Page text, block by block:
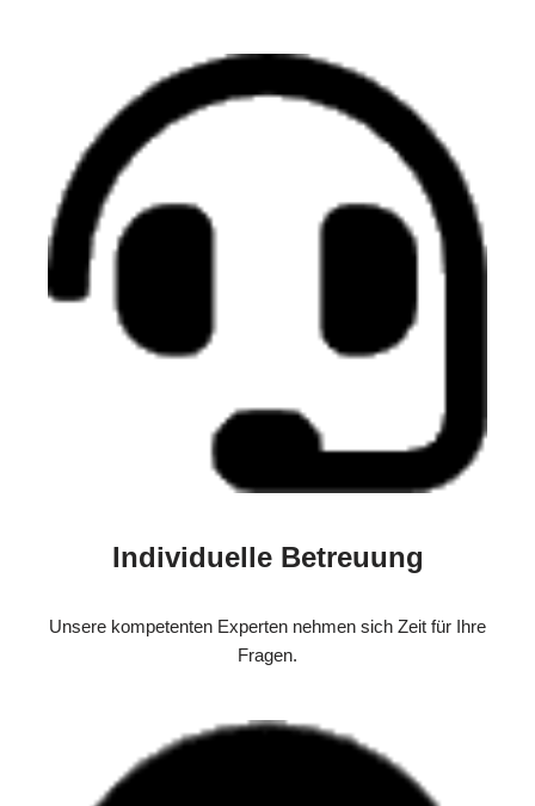
Individuelle Betreuung
Unsere kompetenten Experten nehmen sich Zeit für Ihre
Fragen.